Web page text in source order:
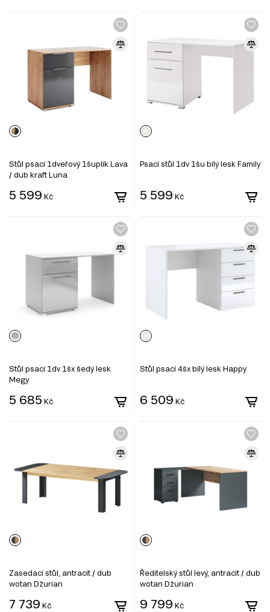
Stůl psací 1dveřový 1šuplík Lava
/ dub kraft Luna
5 599 Kč
Psací stůl 1dv 1šu bílý lesk Family
5 599 Kč
Stůl psací 1dv 1šx šedý lesk
Megy
5 685 Kč
Stůl psací 4šx bílý lesk Happy
6 509 Kč
Zasedací stůl, antracit / dub
wotan Džurian
7 739 Kč
Ředitelský stůl levý, antracit / dub
wotan Džurian
9 799 Kč